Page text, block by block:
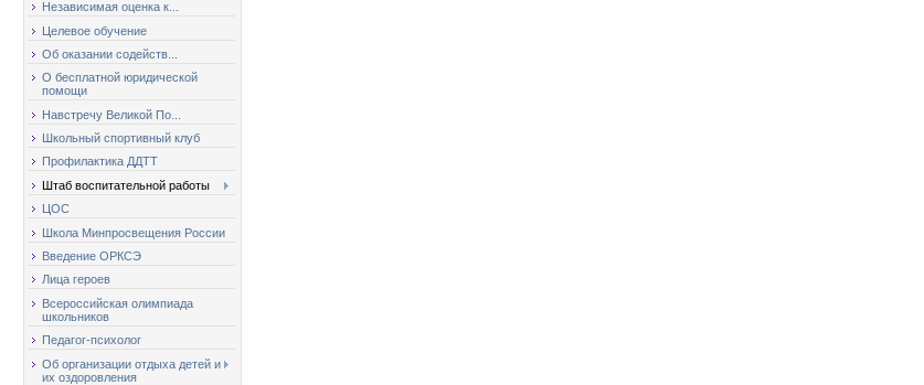
Независимая оценка к...
Целевое обучение
Об оказании содейств...
О бесплатной юридической
помощи
Навстречу Великой По...
Школьный спортивный клуб
Профилактика ДДТТ
Штаб воспитательной работы
ЦОС
Школа Минпросвещения России
Введение ОРКСЭ
Лица героев
Всероссийская олимпиада
школьников
Педагог-психолог
Об организации отдыха детей и
их оздоровления